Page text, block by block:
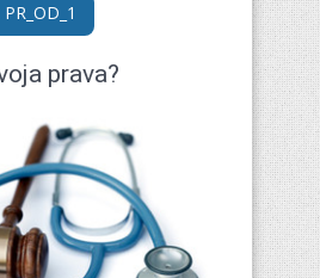
prava?